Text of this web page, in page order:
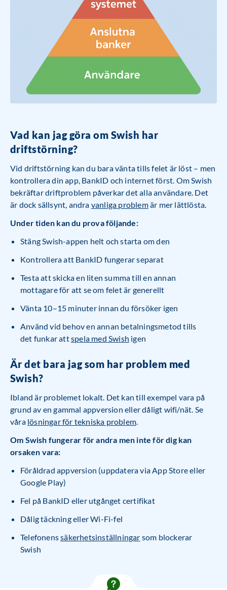
Vad kan jag göra om Swish har
driftstörning?
Vid driftstörning kan du bara vänta tills felet är löst – men
kontrollera din app, BankID och internet först. Om Swish
bekräftar driftproblem påverkar det alla användare. Det
är dock sällsynt, andra vanliga problemär mer lättlösta.
Under tiden kan du prova följande:
Stäng Swish-appen helt och starta om den
Kontrollera att BankID fungerar separat
Testa att skicka en liten summa till en annan
mottagare för att se om felet är generellt
Vänta 10–15 minuter innan du försöker igen
Använd vid behov en annan betalningsmetod tills
det funkar attspela med Swish igen
Är det bara jag som har problem med
Swish?
Ibland är problemet lokalt. Det kan till exempel vara på
grund av en gammal appversion eller dåligt wifi/nät. Se
våra lösningar för tekniska problem.
Om Swish fungerar för andra men inte för dig kan
orsaken vara:
Föråldrad appversion (uppdatera via App Store eller
Google Play)
Fel på BankID eller utgånget certifikat
Dålig täckning eller Wi-Fi-fel
Telefonenssäkerhetsinställningar som blockerar
Swish